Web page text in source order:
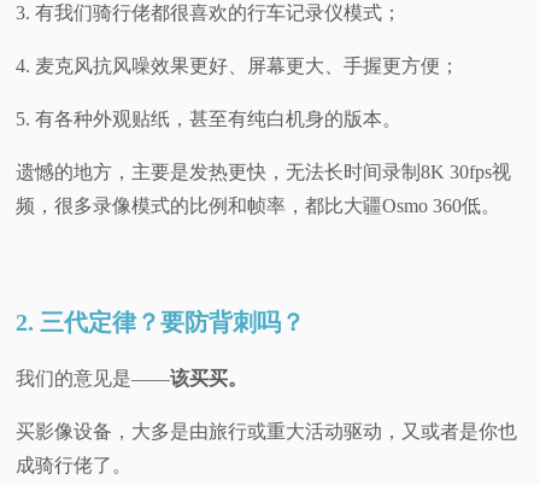
3. 有我们骑行佬都很喜欢的行车记录仪模式；
4. 麦克风抗风噪效果更好、屏幕更大、手握更方便；
5. 有各种外观贴纸，甚至有纯白机身的版本。
遗憾的地方，主要是发热更快，无法长时间录制8K 30fps视
频，很多录像模式的比例和帧率，都比大疆Osmo 360低。
2. 三代定律？要防背刺吗？
我们的意见是——该买买。
买影像设备，大多是由旅行或重大活动驱动， 又或者是你也
成骑行佬了 。